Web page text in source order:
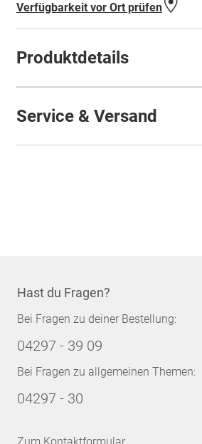
Verfügbarkeit vor Ort prüfen
Produktdetails
Service & Versand
Hast du Fragen?
Bei Fragen zu deiner Bestellung:
04297 - 39 09
Bei Fragen zu allgemeinen Themen:
04297 - 30